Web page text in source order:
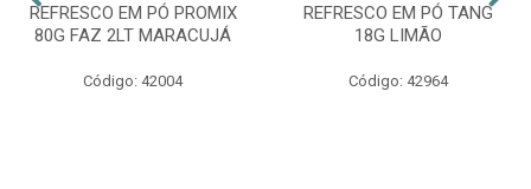
REFRESCO EM PÓ PROMIX
80G FAZ 2LT MARACUJÁ
Código: 42004
REFRESCO EM PÓ TANG
18G LIMÃO
Código: 42964